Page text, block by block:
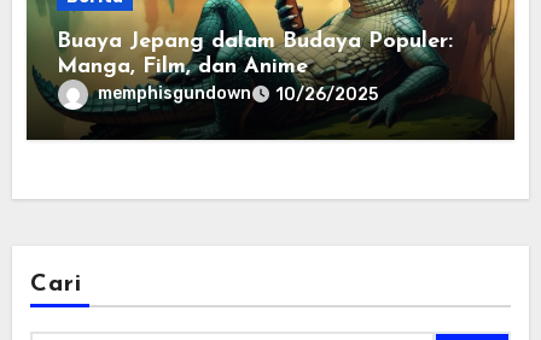
Buaya Jepang dalam Budaya Populer:
Manga, Film, dan Anime
memphisgundown 10/26/2025
Cari